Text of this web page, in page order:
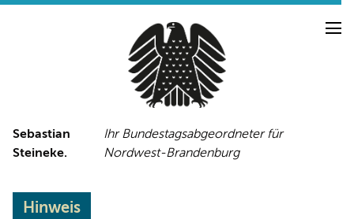
Sebastian
Steineke.
Ihr Bundestagsabgeordneter für
Nordwest-Brandenburg
NEUIGKEITEN
Hinweis